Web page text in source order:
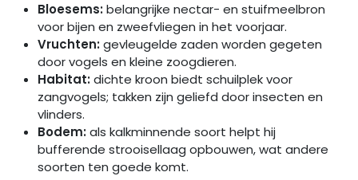
Bloesems:belangrijke nectar- en stuifmeelbron
voor bijen en zweefvliegen in het voorjaar.
Vruchten:gevleugelde zaden worden gegeten
door vogels en kleine zoogdieren.
Habitat:dichte kroon biedt schuilplek voor
zangvogels; takken zijn geliefd door insecten en
vlinders.
Bodem:als kalkminnende soort helpt hij
bufferende strooisellaag opbouwen, wat andere
soorten ten goede komt.